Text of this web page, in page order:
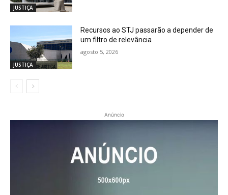
JUSTIÇA
JUSTIÇA
Recursos ao STJ passarão a depender de
um filtro de relevância
agosto 5, 2026
Anúncio